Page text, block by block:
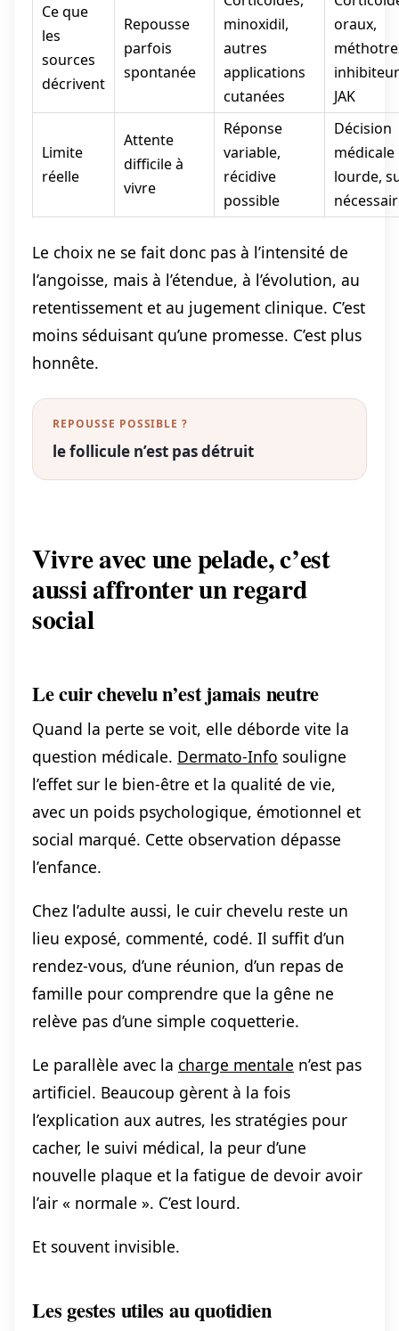
Ce que
les
sources
décrivent
Repousse
parfois
spontanée
minoxidil,
autres
applications
cutanées
oraux,
JAK
Limite
réelle
Attente
difficile à
vivre
Réponse
variable,
récidive
possible
Décision
médicale
lourde,
Le choix ne se fait donc pas à l’intensité de
l’angoisse, mais à l’étendue, à l’évolution, au
retentissement et au jugement clinique. C’est
moins séduisant qu’une promesse. C’est plus
honnête.
REPOUSSE POSSIBLE ?
le follicule n’est pas détruit
Vivre avec une pelade, c’est
aussi affronter un regard
social
Le cuir chevelu n’est jamais neutre
Quand la perte se voit, elle déborde vite la
question médicale. Dermato-Info souligne
l’effet sur le bien-être et la qualité de vie,
avec un poids psychologique, émotionnel et
social marqué. Cette observation dépasse
l’enfance.
Chez l’adulte aussi, le cuir chevelu reste un
lieu exposé, commenté, codé. Il suffit d’un
rendez-vous, d’une réunion, d’un repas de
famille pour comprendre que la gêne ne
relève pas d’une simple coquetterie.
Le parallèle avec la charge mentale n’est pas
artificiel. Beaucoup gèrent à la fois
l’explication aux autres, les stratégies pour
cacher, le suivi médical, la peur d’une
nouvelle plaque et la fatigue de devoir avoir
l’air « normale ». C’est lourd.
Et souvent invisible.
Les gestes utiles au quotidien